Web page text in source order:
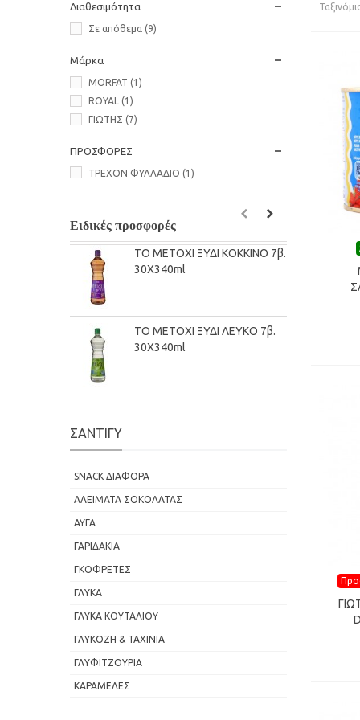
Διαθεσιμότητα
Σε απόθεμα (9)
Μάρκα
MORFAT (1)
ROYAL
(1)
ΓΙΩΤΗΣ (7)
ΠΡΟΣΦΟΡΕΣ
ΤΡΕΧΟΝ ΦΥΛΛΑΔΙΟ (1)
Ειδικές προσφορές
ΤΟ ΜΕΤΟΧΙ ΞΥΔΙ KOKΚΙΝΟ 7β.
30Χ340ml
ΤΟ ΜΕΤΟΧΙ ΞΥΔΙ ΛΕΥΚΟ 7β.
30Χ340ml
ΣΑΝΤΙΓΥ
SNACK ΔΙΑΦΟΡΑ
ΑΛΕΙΜΑΤΑ ΣΟΚΟΛΑΤΑΣ
ΑΥΓΑ
ΓΑΡΙΔΑΚΙΑ
ΓΚΟΦΡΕΤΕΣ
ΓΛΥΚΑ
ΓΛΥΚΑ ΚΟΥΤΑΛΙΟΥ
ΓΛΥΚΟΖΗ & ΤΑΧΙΝΙΑ
ΓΛΥΦΙΤΖΟΥΡΙΑ
ΚΑΡΑΜΕΛΕΣ
ΚΕΙΚ-ΤΣΟΥΡΕΚΙΑ